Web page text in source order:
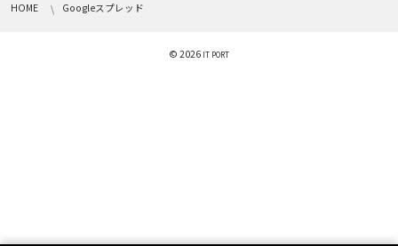
HOME Googleスプレッド
© 2026 IT PORT